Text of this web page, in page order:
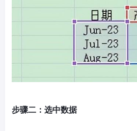
步骤二：选中数据